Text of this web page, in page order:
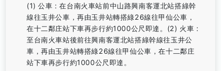
(1) 公車 : 在台南火車站前中山路興南客運北站搭綠幹
線往玉井公車，再由玉井站轉搭綠26線往甲仙公車，
在十二鄰庄站下車再步行約1000公尺即達。(2) 火車 :
至台南火車站後前往興南客運北站搭綠幹線往玉井公
車，再由玉井站轉搭綠26線往甲仙公車，在十二鄰庄
站下車再步行約1000公尺即達。